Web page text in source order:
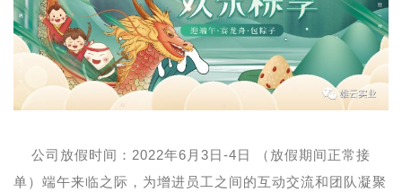
公司放假时间：2022年6月3日-4日 （放假期间正常接
单）端午来临之际，为增进员工之间的互动交流和团队凝聚